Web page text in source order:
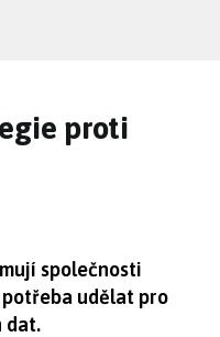
proti
společnosti
udělat pro
dat.